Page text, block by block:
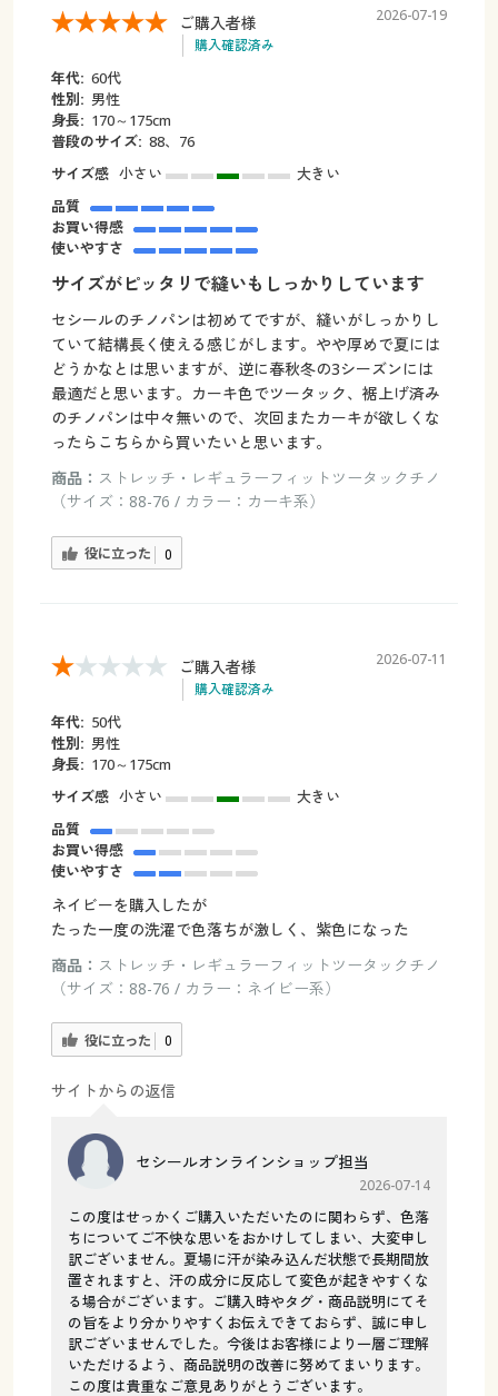
ご購入者様
購入確認済み
2026-07-19
年代: 60代
性別: 男性
身長: 170～175cm
普段のサイズ: 88、76
サイズ感 小さい
大きい
品質
お買い得感
使いやすさ
サイズがピッタリで縫いもしっかりしています
セシールのチノパンは初めてですが、縫いがしっかりし
ていて結構長く使える感じがします。やや厚めで夏には
どうかなとは思いますが、逆に春秋冬の3シーズンには
最適だと思います。カーキ色でツータック、裾上げ済み
のチノパンは中々無いので、次回またカーキが欲しくな
ったらこちらから買いたいと思います。
商品： ストレッチ・レギュラーフィットツータックチノ
（サイズ：88-76 / カラー：カーキ系）
役に立った 0
ご購入者様
購入確認済み
2026-07-11
年代: 50代
性別: 男性
身長: 170～175cm
サイズ感 小さい
大きい
品質
お買い得感
使いやすさ
ネイビーを購入したが
たった一度の洗濯で色落ちが激しく、紫色になった
商品： ストレッチ・レギュラーフィットツータックチノ
（サイズ：88-76 / カラー：ネイビー系）
役に立った 0
サイトからの返信
セシールオンラインショップ担当
2026-07-14
この度はせっかくご購入いただいたのに関わらず、色落
ちについてご不快な思いをおかけしてしまい、大変申し
訳ございません。夏場に汗が染み込んだ状態で長期間放
置されますと、汗の成分に反応して変色が起きやすくな
る場合がございます。ご購入時やタグ・商品説明にてそ
の旨をより分かりやすくお伝えできておらず、誠に申し
訳ございませんでした。今後はお客様により一層ご理解
いただけるよう、商品説明の改善に努めてまいります。
この度は貴重なご意見ありがとうございます。